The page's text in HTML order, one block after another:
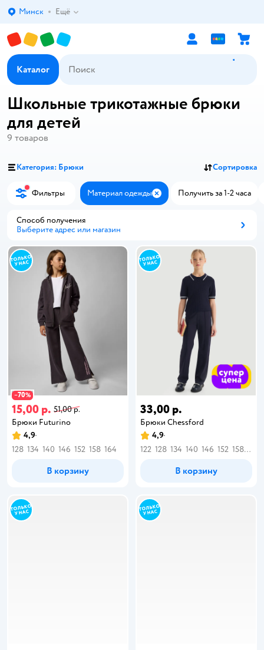
Выбор адреса доставки.
Минск Ещё
Каталог
Школьные трикотажные брюки
для детей
9 товаров
Категория: Брюки Сортировка
Фильтры Материал одежды ЗакрытьПолучить за 1-2 часа
Способ получения
Выберите адрес или магазин
−70%
15,00 р. 51,00 р.
Брюки Futurino
4,9
128 134 140 146 152 158 164
В корзину
33,00 р.
Брюки Chessford
4,9
122 128 134 140 146 152 158 164
В корзину